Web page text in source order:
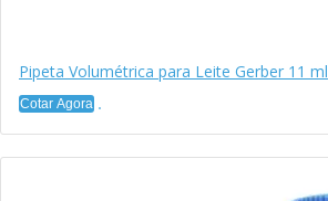
Pipeta Volumétrica para Leite Gerber 11 ml
Cotar Agora